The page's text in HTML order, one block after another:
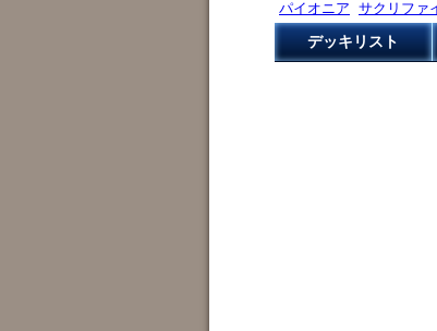
パイオニア
サクリファ
デッキリスト